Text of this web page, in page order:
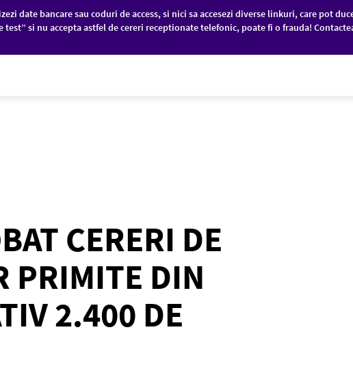
date bancare sau coduri de access, si nici sa accesezi diverse linkuri, care pot
si nu accepta astfel de cereri receptionate telefonic, poate fi o frauda!
CERERI DE
PRIMITE DIN
2.400 DE